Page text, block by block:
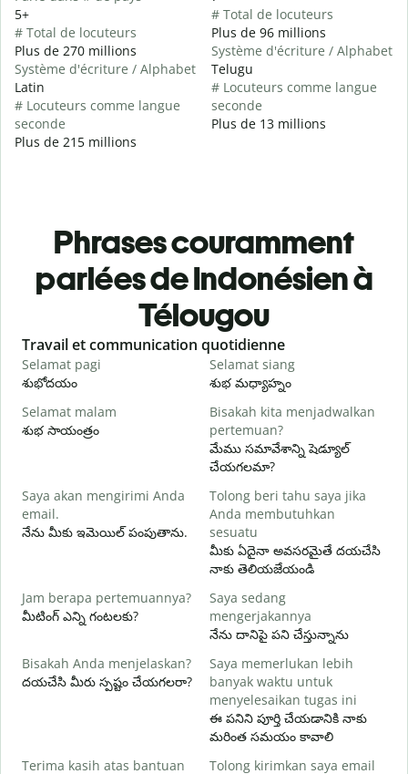
5+
# Total de locuteurs
Plus de 270 millions
Système d'écriture / Alphabet
Latin
# Locuteurs comme langue
seconde
Plus de 215 millions
# Total de locuteurs
Plus de 96 millions
Système d'écriture / Alphabet
Telugu
# Locuteurs comme langue
seconde
Plus de 13 millions
Phrases couramment
parlées de Indonésien à
Télougou
Slide 1 of 6
Travail et communication quotidienne
Selamat pagi
శుభోదయం
Selamat siang
శుభ మధ్యాహ్నం
Selamat malam
శుభ సాయంత్రం
Bisakah kita menjadwalkan
pertemuan?
మేము సమావేశాన్ని షెడ్యూల్
చేయగలమా?
Saya akan mengirimi Anda
email.
నేను మీకు ఇమెయిల్ పంపుతాను.
Tolong beri tahu saya jika
Anda membutuhkan
sesuatu
మీకు ఏదైనా అవసరమైతే దయచేసి
నాకు తెలియజేయండి
Jam berapa pertemuannya?
మీటింగ్ ఎన్ని గంటలకు?
Saya sedang
mengerjakannya
నేను దానిపై పని చేస్తున్నాను
Bisakah Anda menjelaskan?
దయచేసి మీరు స్పష్టం చేయగలరా?
Saya memerlukan lebih
banyak waktu untuk
menyelesaikan tugas ini
ఈ పనిని పూర్తి చేయడానికి నాకు
మరింత సమయం కావాలి
Terima kasih atas bantuan
Tolong kirimkan saya email